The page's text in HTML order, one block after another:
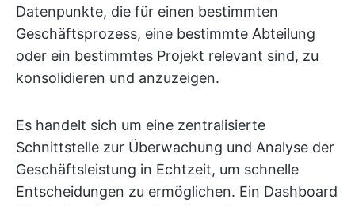
Datenpunkte, die für einen bestimmten
Geschäftsprozess, eine bestimmte Abteilung
oder ein bestimmtes Projekt relevant sind, zu
konsolidieren und anzuzeigen.
Es handelt sich um eine zentralisierte
Schnittstelle zur Überwachung und Analyse der
Geschäftsleistung in Echtzeit, um schnelle
Entscheidungen zu ermöglichen. Ein Dashboard